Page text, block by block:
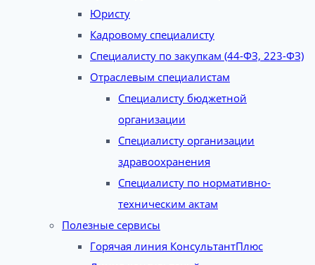
Юристу
Кадровому специалисту
Специалисту по закупкам (44-ФЗ, 223-ФЗ)
Отраслевым специалистам
Специалисту бюджетной
организации
Специалисту организации
здравоохранения
Специалисту по нормативно-
техническим актам
Полезные сервисы
Горячая линия КонсультантПлюс